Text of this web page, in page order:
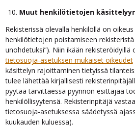
Muut henkilötietojen
Rekisterissä olevalla henkilöllä on
henkilötietojen poistamiseen rekisteristä
unohdetuksi”). Niin ikään rekisteröidyillä
tietosuoja-asetuksen mukaiset oikeudet
käsittelyn rajoittaminen tietyissä
tulee lähettää kirjallisesti
pyytää tarvittaessa pyynnön esittäjää
henkilöllisyytensä. Rekisterinpitäjä
tietosuoja-asetuksessa säädetyssä
kuukauden kuluessa).